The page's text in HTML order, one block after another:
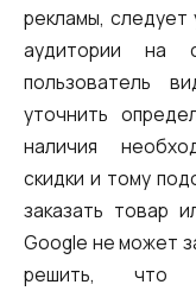
рекламы,
аудитории на
пользователь
уточнить
наличия
скидки и тому
заказать товар
Google не может
решить, что